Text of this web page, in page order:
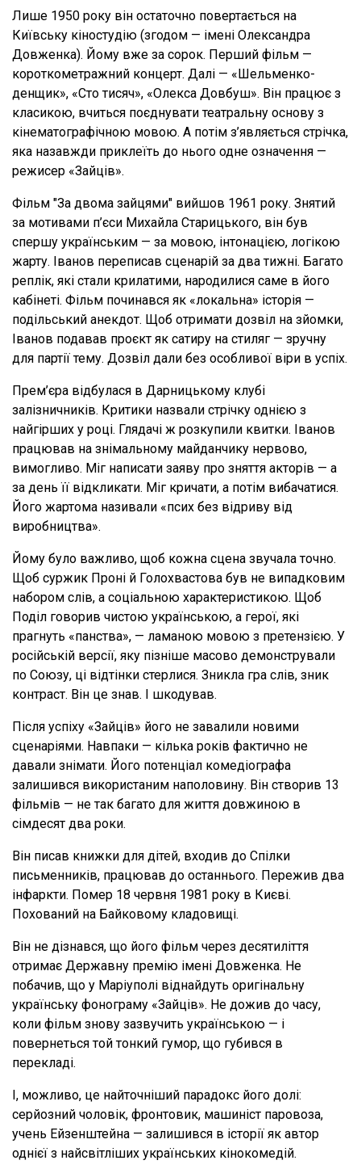
Лише 1950 року він остаточно повертається на
Київську кіностудію (згодом — імені Олександра
Довженка). Йому вже за сорок. Перший фільм —
короткометражний концерт. Далі — «Шельменко-
денщик», «Сто тисяч», «Олекса Довбуш». Він працює з
класикою, вчиться поєднувати театральну основу з
кінематографічною мовою. А потім з’являється стрічка,
яка назавжди приклеїть до нього одне означення —
режисер «Зайців».
Фільм "За двома зайцями" вийшов 1961 року. Знятий
за мотивами п’єси Михайла Старицького, він був
спершу українським — за мовою, інтонацією, логікою
жарту. Іванов переписав сценарій за два тижні. Багато
реплік, які стали крилатими, народилися саме в його
кабінеті. Фільм починався як «локальна» історія —
подільський анекдот. Щоб отримати дозвіл на зйомки,
Іванов подавав проєкт як сатиру на стиляг — зручну
для партії тему. Дозвіл дали без особливої віри в успіх.
Прем’єра відбулася в Дарницькому клубі
залізничників. Критики назвали стрічку однією з
найгірших у році. Глядачі ж розкупили квитки. Іванов
працював на знімальному майданчику нервово,
вимогливо. Міг написати заяву про зняття акторів — а
за день її відкликати. Міг кричати, а потім вибачатися.
Його жартома називали «псих без відриву від
виробництва».
Йому було важливо, щоб кожна сцена звучала точно.
Щоб суржик Проні й Голохвастова був не випадковим
набором слів, а соціальною характеристикою. Щоб
Поділ говорив чистою українською, а герої, які
прагнуть «панства», — ламаною мовою з претензією. У
російській версії, яку пізніше масово демонстрували
по Союзу, ці відтінки стерлися. Зникла гра слів, зник
контраст. Він це знав. І шкодував.
Після успіху «Зайців» його не завалили новими
сценаріями. Навпаки — кілька років фактично не
давали знімати. Його потенціал комедіографа
залишився використаним наполовину. Він створив 13
фільмів — не так багато для життя довжиною в
сімдесят два роки.
Він писав книжки для дітей, входив до Спілки
письменників, працював до останнього. Пережив два
інфаркти. Помер 18 червня 1981 року в Києві.
Похований на Байковому кладовищі.
Він не дізнався, що його фільм через десятиліття
отримає Державну премію імені Довженка. Не
побачив, що у Маріуполі віднайдуть оригінальну
українську фонограму «Зайців». Не дожив до часу,
коли фільм знову зазвучить українською — і
повернеться той тонкий гумор, що губився в
перекладі.
І, можливо, це найточніший парадокс його долі:
серйозний чоловік, фронтовик, машиніст паровоза,
учень Ейзенштейна — залишився в історії як автор
однієї з найсвітліших українських кінокомедій.